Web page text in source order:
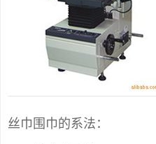
丝巾围巾的系法：